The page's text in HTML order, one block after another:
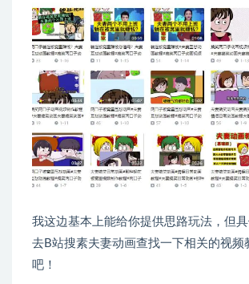
我这边基本上能给你提供思路玩法，但
去B站搜素夫妻动画查找一下相关的视频
吧！